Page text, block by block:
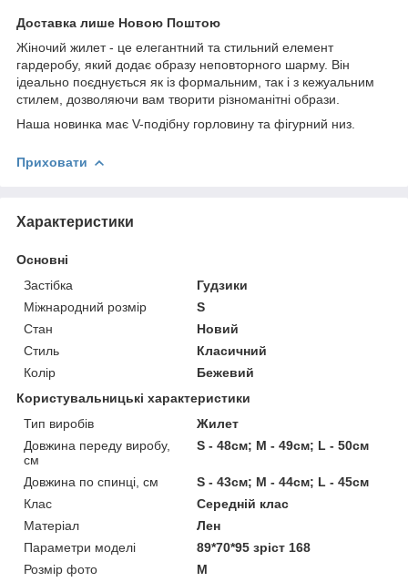
Доставка лише Новою Поштою
Жіночий жилет - це елегантний та стильний елемент
гардеробу, який додає образу неповторного шарму. Він
ідеально поєднується як із формальним, так і з кежуальним
стилем, дозволяючи вам творити різноманітні образи.
Наша новинка має V-подібну горловину та фігурний низ.
Приховати
Характеристики
Основні
Застібка
Гудзики
Міжнародний розмір
S
Стан
Новий
Стиль
Класичний
Колір
Бежевий
Користувальницькі характеристики
Тип виробів
Жилет
Довжина переду виробу,
см
S - 48см; M - 49см; L - 50см
Довжина по спинці, см
S - 43см; M - 44см; L - 45см
Клас
Середній клас
Матеріал
Лен
Параметри моделі
89*70*95 зріст 168
Розмір фото
M